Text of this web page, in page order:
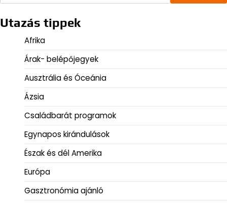
Utazás tippek
Afrika
Árak- belépőjegyek
Ausztrália és Óceánia
Ázsia
Családbarát programok
Egynapos kirándulások
Észak és dél Amerika
Európa
Gasztronómia ajánló